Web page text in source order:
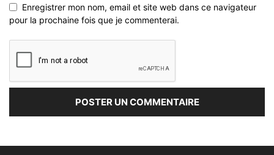
Enregistrer mon nom, email et site web dans ce navigateur
pour la prochaine fois que je commenterai.